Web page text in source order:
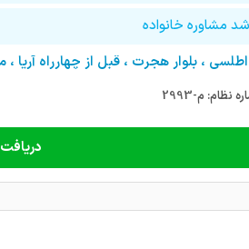
مشاوره خانواده
اطلسی ، بلوار هجرت ، قبل از چهارراه آریا
نظام: م-2993